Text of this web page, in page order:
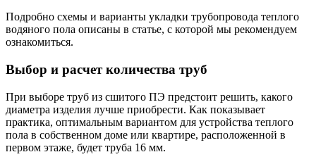
Подробно схемы и варианты укладки трубопровода теплого
водяного пола описаны в статье, с которой мы рекомендуем
ознакомиться.
Выбор и расчет количества труб
При выборе труб из сшитого ПЭ предстоит решить, какого
диаметра изделия лучше приобрести. Как показывает
практика, оптимальным вариантом для устройства теплого
пола в собственном доме или квартире, расположенной в
первом этаже, будет труба 16 мм.